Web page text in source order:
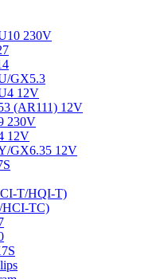
230V
GX5.3
12V
(AR111) 12V
230V
12V
GX6.35 12V
T/HQI-T)
HCI-TC)